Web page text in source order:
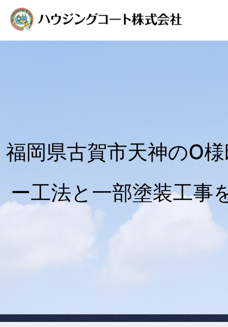
福岡県古賀市天神のO
ー工法と一部塗装工事